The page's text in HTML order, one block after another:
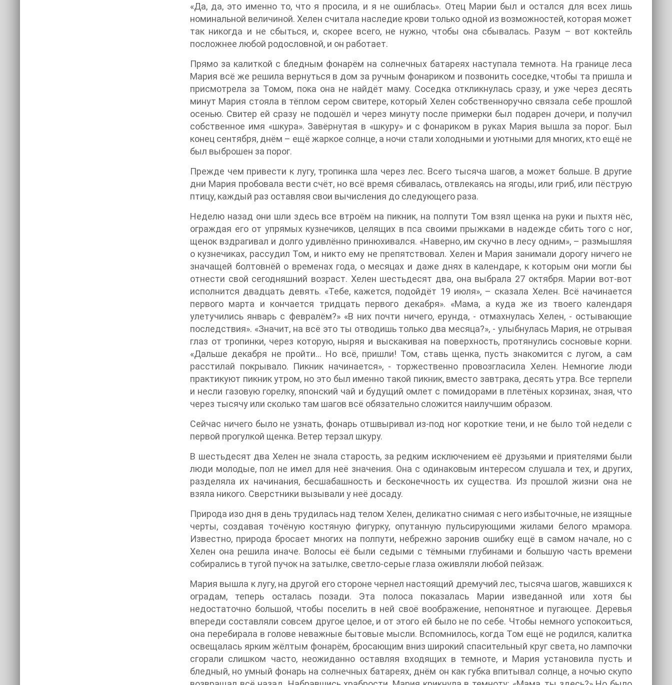
«Да, да, это именно то, что я просила, и я не ошиблась». Отец Марии был и остался для всех лишь
номинальной величиной. Хелен считала наследие крови только одной из возможностей, которая может
так никогда и не сбыться, и, скорее всего, не нужно, чтобы она сбывалась. Разум – вот коктейль
посложнее любой родословной, и он работает.
Прямо за калиткой с бледным фонарём на солнечных батареях наступала темнота. На границе леса
Мария всё же решила вернуться в дом за ручным фонариком и позвонить соседке, чтобы та пришла и
присмотрела за Томом, пока она не найдёт маму. Соседка откликнулась сразу, и уже через десять
минут Мария стояла в тёплом сером свитере, который Хелен собственноручно связала себе прошлой
осенью. Свитер ей сразу не подошёл и через минуту после примерки был подарен дочери, и получил
собственное имя «шкура». Завёрнутая в «шкуру» и с фонариком в руках Мария вышла за порог. Был
конец сентября, днём – ещё жаркое солнце, а ночи стали холодными и уютными для многих, кто ещё не
был выброшен за порог.
Прежде чем привести к лугу, тропинка шла через лес. Всего тысяча шагов, а может больше. В другие
дни Мария пробовала вести счёт, но всё время сбивалась, отвлекаясь на ягоды, или гриб, или пёструю
птицу, каждый раз оставляя свои вычисления до следующего раза.
Неделю назад они шли здесь все втроём на пикник, на полпути Том взял щенка на руки и пыхтя нёс,
ограждая его от упрямых кузнечиков, целящих в пса своими прыжками в надежде сбить того с ног,
щенок вздрагивал и долго удивлённо принюхивался. «Наверно, им скучно в лесу одним», – размышляя
о кузнечиках, рассудил Том, и никто ему не препятствовал. Хелен и Мария занимали дорогу ничего не
значащей болтовнёй о временах года, о месяцах и даже днях в календаре, к которым они могли бы
отнести свой сегодняшний возраст. Хелен шестьдесят два, она выбрала 27 октября. Марии вот-вот
исполнится двадцать девять. «Тебе, кажется, подойдёт 19 июля», – сказала Хелен. Всё начинается
первого марта и кончается тридцать первого декабря». «Мама, а куда же из твоего календаря
улетучились январь с февралём?» «В них почти ничего, ерунда, - отмахнулась Хелен, - остывающие
последствия». «Значит, на всё это ты отводишь только два месяца?», - улыбнулась Мария, не отрывая
глаз от тропинки, через которую, ныряя и выскакивая на поверхность, протянулись сосновые корни.
«Дальше декабря не пройти… Но всё, пришли! Том, ставь щенка, пусть знакомится с лугом, а сам
расстилай покрывало. Пикник начинается», - торжественно провозгласила Хелен. Немногие люди
практикуют пикник утром, но это был именно такой пикник, вместо завтрака, десять утра. Все терпели
и несли газовую горелку, японский чай и будущий омлет с помидорами в плетёных корзинах, зная, что
через тысячу или сколько там шагов всё обязательно сложится наилучшим образом.
Сейчас ничего было не узнать, фонарь отшвыривал из-под ног короткие тени, и не было той недели с
первой прогулкой щенка. Ветер терзал шкуру.
В шестьдесят два Хелен не знала старость, за редким исключением её друзьями и приятелями были
люди молодые, пол не имел для неё значения. Она с одинаковым интересом слушала и тех, и других,
разделяла их начинания, бесшабашность и бесконечность их существа. Из прошлой жизни она не
взяла никого. Сверстники вызывали у неё досаду.
Природа изо дня в день трудилась над телом Хелен, деликатно снимая с него избыточные, не изящные
черты, создавая точёную костяную фигурку, опутанную пульсирующими жилами белого мрамора.
Известно, природа бросает многих на полпути, небрежно заронив ошибку ещё в самом начале, но с
Хелен она решила иначе. Волосы её были седыми с тёмными глубинами и большую часть времени
собирались в тугой пучок на затылке, светло-серые глаза оживляли любой пейзаж.
Мария вышла к лугу, на другой его стороне чернел настоящий дремучий лес, тысяча шагов, жавшихся к
оградам, теперь осталась позади. Эта полоса показалась Марии изведанной или хотя бы
недостаточно большой, чтобы поселить в ней своё воображение, непонятное и пугающее. Деревья
впереди составляли совсем другое целое, и от этого ей было не по себе. Чтобы немного успокоиться,
она перебирала в голове неважные бытовые мысли. Вспомнилось, когда Том ещё не родился, калитка
освещалась ярким жёлтым фонарём, бросающим вниз широкий спасительный круг света, но лампочки
сгорали слишком часто, неожиданно оставляя входящих в темноте, и Мария установила пусть и
бледный, но умный фонарь на солнечных батареях, днём он как губка впитывал солнце, а ночью скупо